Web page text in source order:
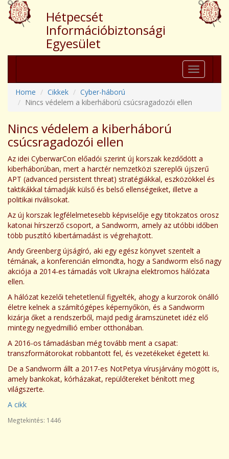
Hétpecsét
Információbiztonsági
Egyesület
Toggle
navigation
Home
Cikkek
Cyber-háború
Nincs védelem a kiberháború csúcsragadozói ellen
Nincs védelem a kiberháború
csúcsragadozói ellen
Az idei CyberwarCon előadói szerint új korszak kezdődött a
kiberháborúban, mert a harctér nemzetközi szereplői újszerű
APT (advanced persistent threat) stratégiákkal, eszközökkel és
taktikákkal támadják külső és belső ellenségeiket, illetve a
politikai riválisokat.
Az új korszak legfélelmetesebb képviselője egy titokzatos orosz
katonai hírszerző csoport, a Sandworm, amely az utóbbi időben
több pusztító kibertámadást is végrehajtott.
Andy Greenberg újságíró, aki egy egész könyvet szentelt a
témának, a konferencián elmondta, hogy a Sandworm első nagy
akciója a 2014-es támadás volt Ukrajna elektromos hálózata
ellen.
A hálózat kezelői tehetetlenül figyelték, ahogy a kurzorok önálló
életre kelnek a számítógépes képernyőkön, és a Sandworm
kizárja őket a rendszerből, majd pedig áramszünetet idéz elő
mintegy negyedmillió ember otthonában.
A 2016-os támadásban még tovább ment a csapat:
transzformátorokat robbantott fel, és vezetékeket égetett ki.
De a Sandworm állt a 2017-es NotPetya vírusjárvány mögött is,
amely bankokat, kórházakat, repülőtereket bénított meg
világszerte.
A cikk
Megtekintés: 1446